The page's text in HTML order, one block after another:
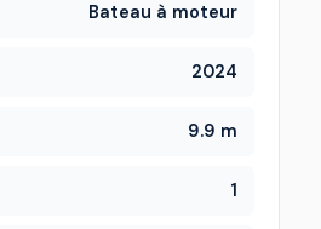
Bateau à moteur
2024
9.9 m
1